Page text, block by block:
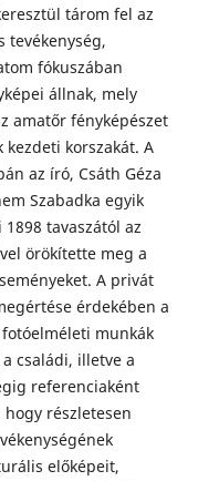
tárom fel az
tevékenység,
fókuszában
állnak, mely
amatőr fényképészet
korszakát. A
az író, Csáth Géza
Szabadka egyik
tavaszától az
örökítette meg a
A privát
érdekében a
munkák
családi, illetve a
referenciaként
részletesen
előképeit,